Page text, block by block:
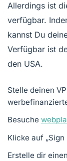
Allerdings ist
verfügbar.
kannst Du
Verfügbar ist
den USA.
Stelle deinen
Besuche
Klicke auf „Sign
Erstelle dir